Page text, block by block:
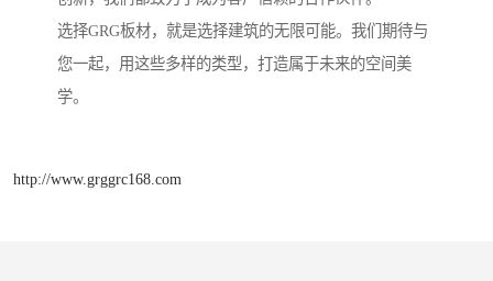
选择GRG板材，就是选择建筑的无限可能。我们期待与
您一起，用这些多样的类型，打造属于未来的空间美
学。
http://www.grggrc168.com